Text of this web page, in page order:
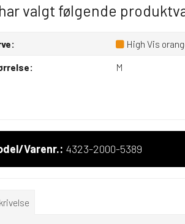
valgt følgende
High Vis
M
Varenr.: 4323-2000-5389